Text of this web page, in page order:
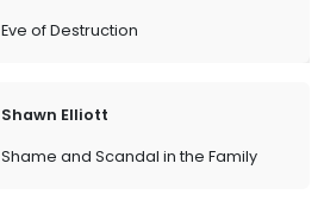
Eve of Destruction
Shawn Elliott
Shame and Scandal in the Family